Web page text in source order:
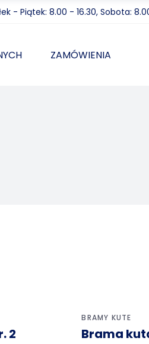
- Piątek: 8.00 - 16.30, Sobota:
ZAMÓWIENIA
2
BRAMY KUTE
Brama